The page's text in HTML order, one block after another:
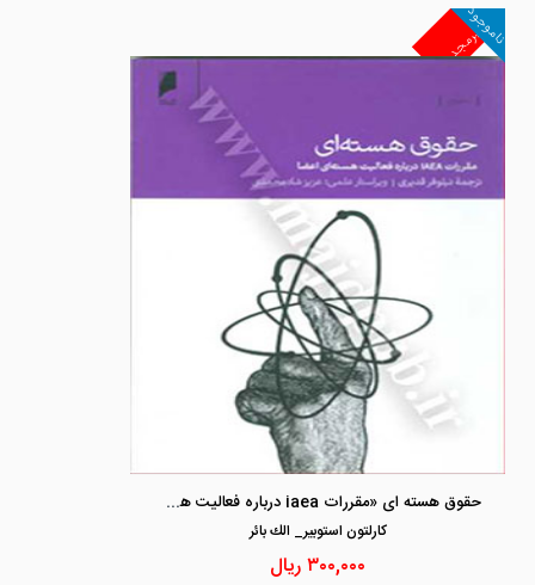
غیرمجد
ناموجود
حقوق هسته ای «مقررات iaea درباره فعالیت هسته ای اعضا»
كارلتون استوبير_ الك بائر
۳۰۰,۰۰۰ریال